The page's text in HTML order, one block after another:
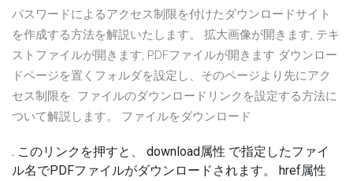
パスワードによるアクセス制限を付けたダウンロードサイト
を作成する方法を解説いたします。 拡大画像が開きます, テキ
ストファイルが開きます, PDFファイルが開きます ダウンロー
ドページを置くフォルダを設定し、そのページより先にアク
セス制限を. ファイルのダウンロードリンクを設定する方法に
ついて解説します。 ファイルをダウンロード
. このリンクを押すと、 download属性 で指定したファイ
ル名でPDFファイルがダウンロードされます。 href属性